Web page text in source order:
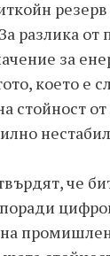
разлика от
за
което е
стойност
че
на